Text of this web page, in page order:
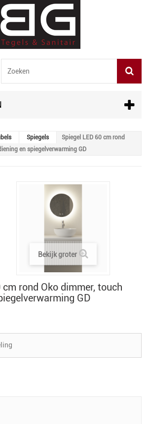
Spiegels
Spiegel LED 60 cm rond
en spiegelverwarming GD
Bekijk groter
cm rond Oko dimmer, touch
GD